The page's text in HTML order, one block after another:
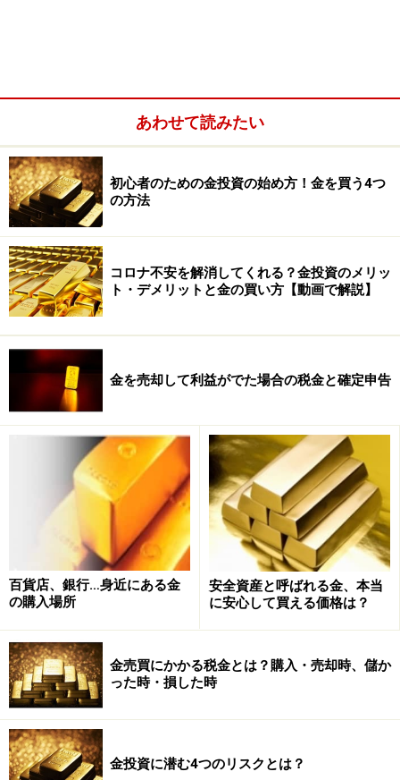
を超え最高値を更新しました。
あわせて読みたい
初心者のための金投資の始め方！金を買う4つ
の方法
コロナ不安を解消してくれる？金投資のメリッ
ト・デメリットと金の買い方【動画で解説】
金を売却して利益がでた場合の税金と確定申告
百貨店、銀行…身近にある金
の購入場所
安全資産と呼ばれる金、本当
に安心して買える価格は？
金売買にかかる税金とは？購入・売却時、儲か
った時・損した時
金投資に潜む4つのリスクとは？